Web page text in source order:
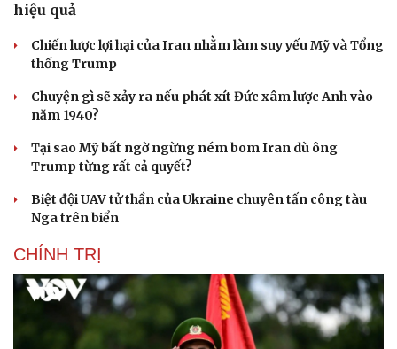
hiệu quả
Chiến lược lợi hại của Iran nhằm làm suy yếu Mỹ và Tổng
thống Trump
Chuyện gì sẽ xảy ra nếu phát xít Đức xâm lược Anh vào
năm 1940?
Tại sao Mỹ bất ngờ ngừng ném bom Iran dù ông
Trump từng rất cả quyết?
Biệt đội UAV tử thần của Ukraine chuyên tấn công tàu
Nga trên biển
CHÍNH TRỊ